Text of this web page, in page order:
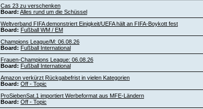
Cas 23 zu verschenken
Board: Alles rund um die Schüssel
Weltverband FIFA demonstriert Einigkeit/UEFA hält an FIFA-Boykott fest
Board: Fußball WM / EM
Champions League/M: 06.08.26
Board: Fußball International
Frauen-Champions League: 06.08.26
Board: Fußball International
Amazon verkürzt Rückgabefrist in vielen Kategorien
Board: Off - Topic
ProSiebenSat.1 importiert Werbeformat aus MFE-Ländern
Board: Off - Topic